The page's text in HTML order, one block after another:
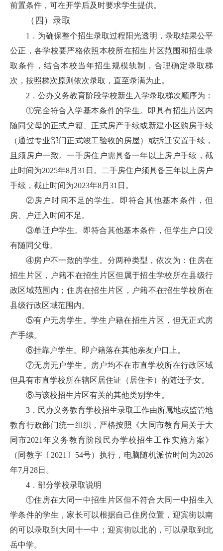
前置条件，可在开学后及时要求学生提供。
（四） 录取
1．为确保整个招生录取过程阳光透明，录取结果公平
公正，各学校要严格依照本校所在招生片区范围和招生录
取条件，结合本校当年招生规模轨制，合理确定录取梯
次，按照梯次原则依次录取，直至录满为止。
2．公办义务教育阶段学校新生入学录取梯次顺序为：
①完全符合入学基本条件的学生。即具有招生片区内
随同父母的正式户籍、正式房产手续或新建小区购房手续
（通过专业部门正式竣工验收的房屋）或拆迁安置手续，
且须房户一致。一手房住户需具备一年以上房户手续，截
止时间为2025年8月31日。二手房住户须具备三年以上房户
手续，截止时间为2023年8月31日。
②房户时间不足的学生。即符合其他基本条件，但
房、户迁入时间不足。
③单迁户学生。即符合其他基本条件，但学生户口没
有随同父母。
④房户不一致的学生。分两种类型，依次为：住房在
招生片区，户籍不在招生片区但属于招生学校所在县级行
政区域范围内；住房在招生片区，户籍不在招生学校所在
县级行政区域范围内。
⑤有户无房学生。学生户籍在招生片区，但无正式房
产手续。
⑥挂靠户学生。即户籍落在其他亲友户口上。
⑦无房无户学生。房户均不在市直学校所在行政区域
但具有市直学校所在辖区居住证（居住卡）的随迁子女。
⑧与该校招生片区有关的其他类别学生。
3．民办义务教育学校招生录取工作由所属地或监管地
教育行政部门统一组织，严格按照《大同市教育局关于大
同市2021年义务教育阶段民办学校招生工作实施方案》
（同教字〔2021〕54号）执行，电脑随机派位时间为2026
年7月28日。
4．部分学校录取说明
①住房在大同一中招生片区但不符合大同一中招生入
学条件的学生，家长可以根据自己住房位置，迎宾街以南
的可以录取到大同十一中；迎宾街以北的，可以录取到北
岳中学。